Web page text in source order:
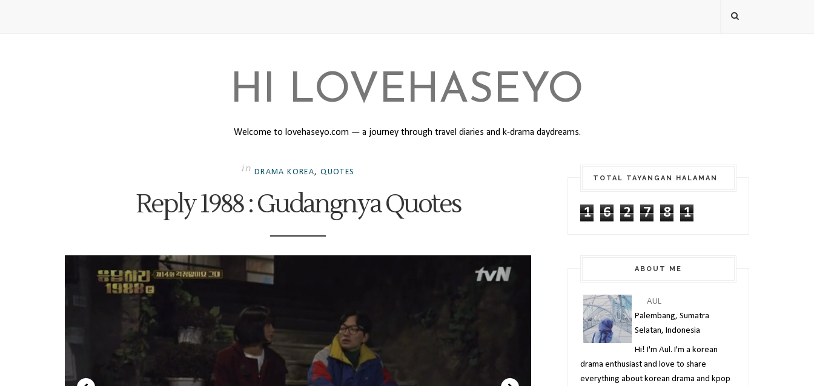
HI LOVEHASEYO
Welcome to lovehaseyo.com — a journey through travel diaries and k-drama daydreams.
in DRAMA KOREA,QUOTES
Reply 1988 : Gudangnya Quotes
TOTAL TAYANGAN HALAMAN
1 6 2 7 8 1
ABOUT ME
AUL
Palembang, Sumatra
Selatan, Indonesia
Hi! I'm Aul. I'm a korean
drama enthusiast and love to share
everything about korean drama and kpop